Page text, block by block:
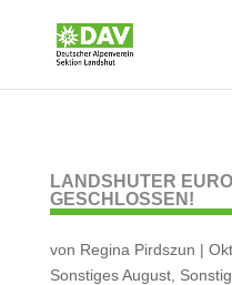
LANDSHUTER
GESCHLOSSEN!
von Regina Pirdszun |
Sonstiges August,